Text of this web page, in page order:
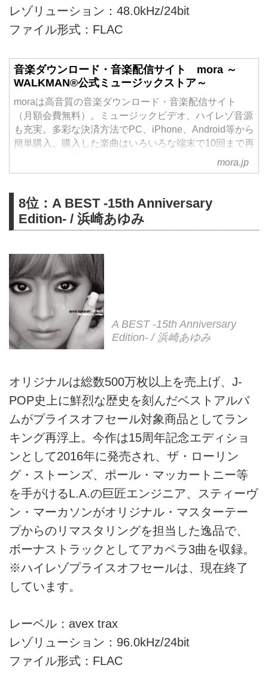
レゾリューション：48.0kHz/24bit
ファイル形式：FLAC
音楽ダウンロード・音楽配信サイト mora ～
WALKMAN®公式ミュージックストア～
moraは高音質の音楽ダウンロード・音楽配信サイト
（月額会費無料）。ミュージックビデオ、ハイレゾ音源
も充実。多彩な決済方法でPC、iPhone、Android等から
簡単購入。購入した楽曲はいろいろな端末で10回まで再
mora.jp
8位：A BEST -15th Anniversary
Edition- / 浜崎あゆみ
A BEST -15th Anniversary
Edition- / 浜崎あゆみ
オリジナルは総数500万枚以上を売上げ、J-
POP史上に鮮烈な歴史を刻んだベストアルバ
ムがプライスオフセール対象商品としてラン
キング再浮上。今作は15周年記念エディショ
ンとして2016年に発売され、ザ・ローリン
グ・ストーンズ、ポール・マッカートニー等
を手がけるL.A.の巨匠エンジニア、スティーヴ
ン・マーカソンがオリジナル・マスターテー
プからのリマスタリングを担当した逸品で、
ボーナストラックとしてアカペラ3曲を収録。
※ハイレゾプライスオフセールは、現在終了
しています。
レーベル：avex trax
レゾリューション：96.0kHz/24bit
ファイル形式：FLAC